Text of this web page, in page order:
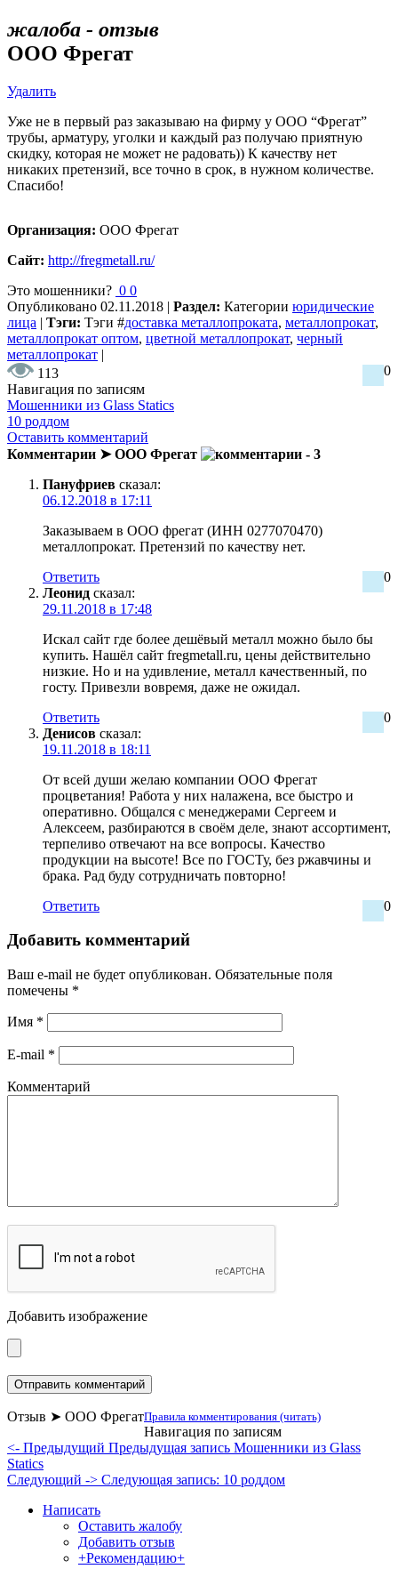
жалоба - отзыв
ООО Фрегат
Удалить
Уже не в первый раз заказываю на фирму у ООО “Фрегат”
трубы, арматуру, уголки и каждый раз получаю приятную
скидку, которая не может не радовать)) К качеству нет
никаких претензий, все точно в срок, в нужном количестве.
Спасибо!
Организация: ООО Фрегат
Сайт: http://fregmetall.ru/
Это мошенники? 0 0
Опубликовано 02.11.2018 | Раздел: Категории юридические
лица | Тэги: Тэги #доставка металлопроката, металлопрокат,
металлопрокат оптом, цветной металлопрокат, черный
металлопрокат |
113
0
Навигация по записям
Мошенники из Glass Statics
10 роддом
Оставить комментарий
Комментарии ➤ ООО Фрегат
- 3
Пануфриев сказал:
06.12.2018 в 17:11
Заказываем в ООО фрегат (ИНН 0277070470)
металлопрокат. Претензий по качеству нет.
0
Ответить
Леонид сказал:
29.11.2018 в 17:48
Искал сайт где более дешёвый металл можно было бы
купить. Нашёл сайт fregmetall.ru, цены действительно
низкие. Но и на удивление, металл качественный, по
госту. Привезли вовремя, даже не ожидал.
0
Ответить
Денисов сказал:
19.11.2018 в 18:11
От всей души желаю компании ООО Фрегат
процветания! Работа у них налажена, все быстро и
оперативно. Общался с менеджерами Сергеем и
Алексеем, разбираются в своём деле, знают ассортимент,
терпеливо отвечают на все вопросы. Качество
продукции на высоте! Все по ГОСТу, без ржавчины и
брака. Рад буду сотрудничать повторно!
0
Ответить
Добавить комментарий
Ваш e-mail не будет опубликован. Обязательные поля
помечены *
Имя *
E-mail *
Комментарий
Добавить изображение
Правила комментирования (читать)
Отзыв ➤ ООО Фрегат
Навигация по записям
<- Предыдущий Предыдущая запись Мошенники из Glass
Statics
Следующий -> Следующая запись: 10 роддом
Написать
Оставить жалобу
Добавить отзыв
+Рекомендацию+